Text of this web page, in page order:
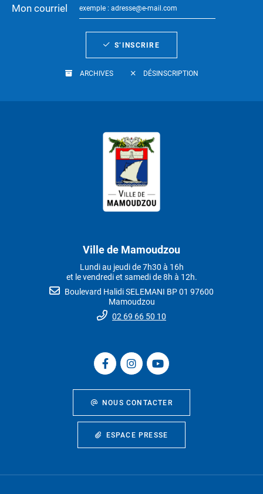
Mon courriel
S’INSCRIRE
ARCHIVES DÉSINSCRIPTION
Ville de Mamoudzou
Lundi au jeudi de 7h30 à 16h
et le vendredi et samedi de 8h à 12h.
Boulevard Halidi SELEMANI BP 01 97600
Mamoudzou
02 69 66 50 10
NOUS CONTACTER
ESPACE PRESSE